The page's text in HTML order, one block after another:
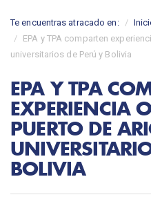
Te encuentras atracado en:
EPA y TPA comparten
universitarios de Perú y Bolivia
EPA Y TPA
EXPERIENCIA
PUERTO DE
BOLIVIA